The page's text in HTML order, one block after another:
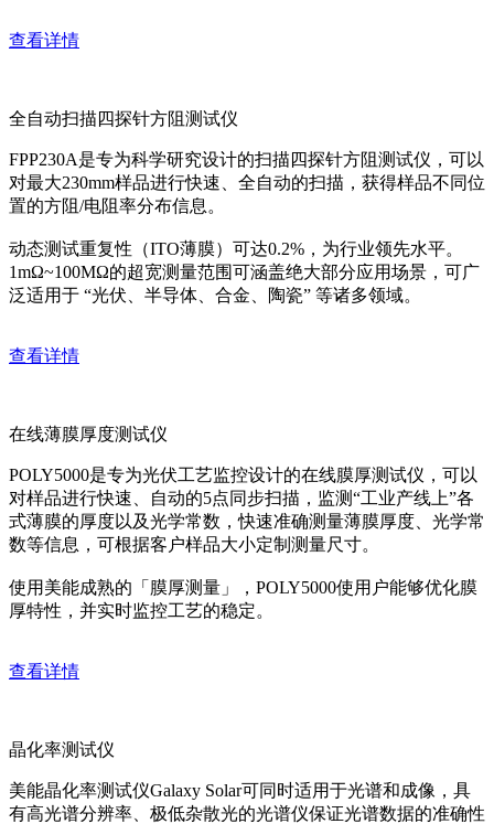
查看详情
全自动扫描四探针方阻测试仪
FPP230A是专为科学研究设计的扫描四探针方阻测试仪，可以
对最大230mm样品进行快速、全自动的扫描，获得样品不同位
置的方阻/电阻率分布信息。
动态测试重复性（ITO薄膜）可达0.2%，为行业领先水平。
1mΩ~100MΩ的超宽测量范围可涵盖绝大部分应用场景，可广
泛适用于 “光伏、半导体、合金、陶瓷” 等诸多领域。
查看详情
在线薄膜厚度测试仪
POLY5000是专为光伏工艺监控设计的在线膜厚测试仪，可以
对样品进行快速、自动的5点同步扫描，监测“工业产线上”各
式薄膜的厚度以及光学常数，快速准确测量薄膜厚度、光学常
数等信息，可根据客户样品大小定制测量尺寸。
使用美能成熟的「膜厚测量」，POLY5000使用户能够优化膜
厚特性，并实时监控工艺的稳定。
查看详情
晶化率测试仪
美能晶化率测试仪Galaxy Solar可同时适用于光谱和成像，具
有高光谱分辨率、极低杂散光的光谱仪保证光谱数据的准确性